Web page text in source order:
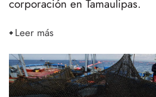
corporación en Tamaulipas.
Leer más